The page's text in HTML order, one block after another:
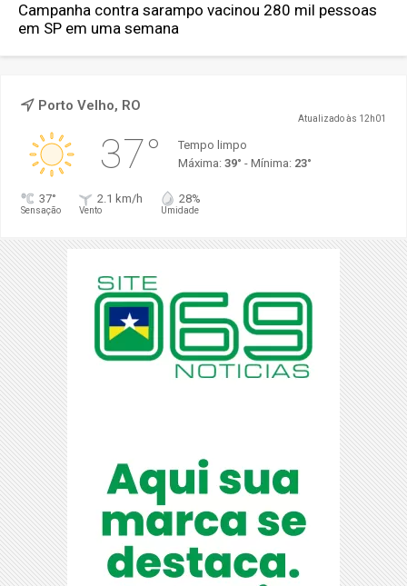
Campanha contra sarampo vacinou 280 mil pessoas
em SP em uma semana
Porto Velho, RO
Atualizado às 12h01
37°
Tempo limpo
Máxima: 39° - Mínima: 23°
37°
Sensação
2.1 km/h
Vento
28%
Umidade